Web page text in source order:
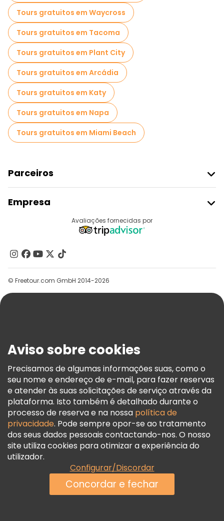
Tours gratuitos em Waycross
Tours gratuitos em Tacoma
Tours gratuitos em Plant City
Tours gratuitos em Arcádia
Tours gratuitos em Katy
Tours gratuitos em Napa
Tours gratuitos em Miami Beach
Parceiros
Registo Do Fornecedor
Programa De Afiliados
Empresa
Contacte-Nos
Grupos
Ajuda
Termos E Informações Legais
Política De Cookies
Freetour Prémios
Programa De Fidelidade
Avaliações fornecidas por
© Freetour.com GmbH 2014-2026
Aviso sobre cookies
Precisamos de algumas informações suas, como o
seu nome e endereço de e-mail, para fazer reservas
e atender às suas solicitações de serviço através da
plataforma. Isto também é detalhado durante o
processo de reserva e na nossa política de
privacidade. Pode sempre opor-se ao tratamento
dos seus dados pessoais contactando-nos. O nosso
site utiliza cookies para otimizar a experiência do
utilizador.
Configurar/Discordar
Concordar e fechar